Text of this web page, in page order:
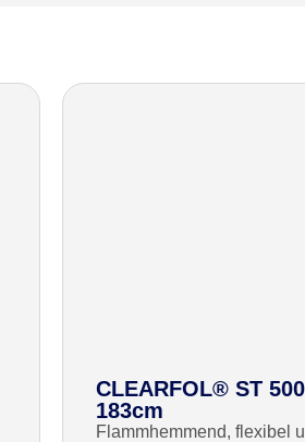
CLEARFOL® ST
183cm
Flammhemmend, flexibel